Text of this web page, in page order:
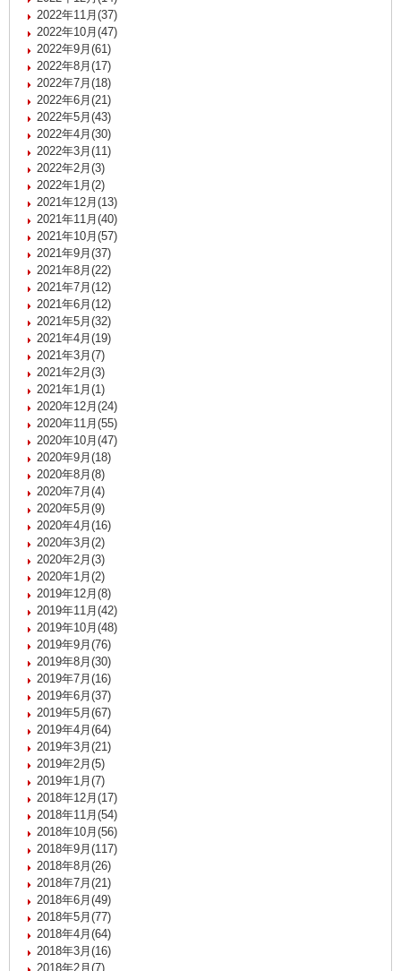
2022年11月(37)
2022年10月(47)
2022年9月(61)
2022年8月(17)
2022年7月(18)
2022年6月(21)
2022年5月(43)
2022年4月(30)
2022年3月(11)
2022年2月(3)
2022年1月(2)
2021年12月(13)
2021年11月(40)
2021年10月(57)
2021年9月(37)
2021年8月(22)
2021年7月(12)
2021年6月(12)
2021年5月(32)
2021年4月(19)
2021年3月(7)
2021年2月(3)
2021年1月(1)
2020年12月(24)
2020年11月(55)
2020年10月(47)
2020年9月(18)
2020年8月(8)
2020年7月(4)
2020年5月(9)
2020年4月(16)
2020年3月(2)
2020年2月(3)
2020年1月(2)
2019年12月(8)
2019年11月(42)
2019年10月(48)
2019年9月(76)
2019年8月(30)
2019年7月(16)
2019年6月(37)
2019年5月(67)
2019年4月(64)
2019年3月(21)
2019年2月(5)
2019年1月(7)
2018年12月(17)
2018年11月(54)
2018年10月(56)
2018年9月(117)
2018年8月(26)
2018年7月(21)
2018年6月(49)
2018年5月(77)
2018年4月(64)
2018年3月(16)
2018年2月(7)